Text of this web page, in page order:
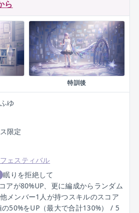
ら
特訓後
ゆ
限定
ェスティバル
眠りを拒絶して
アが80%UP、更に編成からランダム
メンバー1人が持つスキルのスコア
の50%をUP（最大で合計130%） / 5